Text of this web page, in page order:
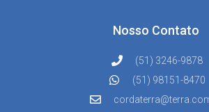
Nosso Contato
(51) 3246-9878
(51) 98151-8470